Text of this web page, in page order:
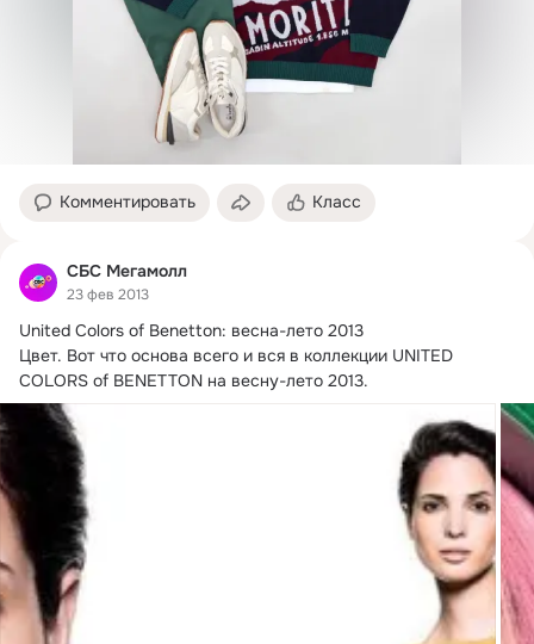
Комментировать Класс
СБС Мегамолл
23 фев 2013
United Colors of Benetton: весна-лето 2013
Цвет. Вот что основа всего и вся в коллекции UNITED
COLORS of BENETTON на весну-лето 2013.